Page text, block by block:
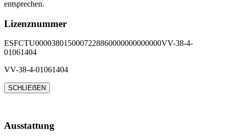
entsprechen.
Lizenznummer
ESFCTU0000380150007228860000000000000VV-38-4-
01061404
VV-38-4-01061404
SCHLIEẞEN
Ausstattung